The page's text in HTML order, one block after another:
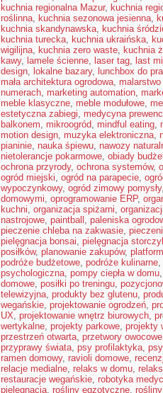
kuchnia regionalna Mazur, kuchnia
roślinna, kuchnia sezonowa jesienna,
kuchnia skandynawska, kuchnia
kuchnia turecka, kuchnia ukraińska,
wigilijna, kuchnia zero waste, kuchnia
kawy, lamele ścienne, laser tag, last
design, lokalne bazary, lunchbox do
mała architektura ogrodowa,
numerach, marketing automation,
meble klasyczne, meble modułowe,
estetyczna zabiegi, medycyna
balkonem, mikroogród, mindful eating,
motion design, muzyka elektroniczna,
pianinie, nauka śpiewu, nawozy
nietolerancje pokarmowe, obiady
ochrona przyrody, ochrona systemów,
ogród miejski, ogród na parapecie,
wypoczynkowy, ogród zimowy pomysły,
domowymi, oprogramowanie ERP,
kuchni, organizacja spiżarni,
nastrojowe, paintball , paleniska
pieczenie chleba na zakwasie,
pielęgnacja bonsai, pielęgnacja
posiłków, planowanie zakupów,
podróże budżetowe, podróże kulinarne,
psychologiczna, pompy ciepła w domu,
domowe, posiłki po treningu,
telewizyjna, produkty bez glutenu,
wegańskie, projektowanie ogrodzeń,
UX, projektowanie wnętrz biurowych,
wertykalne, projekty parkowe, projekty
przestrzeń otwarta, przetwory owocowe
przyprawy świata, psy profilaktyka,
ramen domowy, ravioli domowe,
relacje medialne, relaks w domu,
restauracje wegańskie, robotyka
pielęgnacja, rośliny egzotyczne,